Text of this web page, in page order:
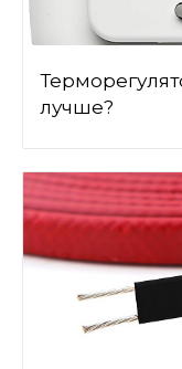
лучше?